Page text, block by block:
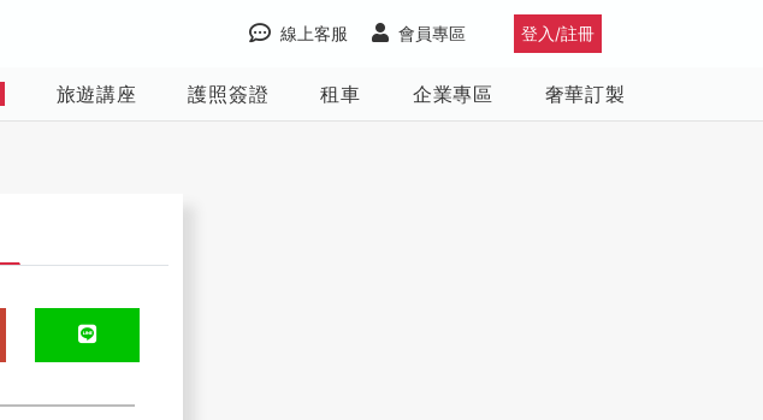
登入/註冊
會員專區
線上客服
旅遊講座 護照簽證 租車 企業專區 奢華訂製